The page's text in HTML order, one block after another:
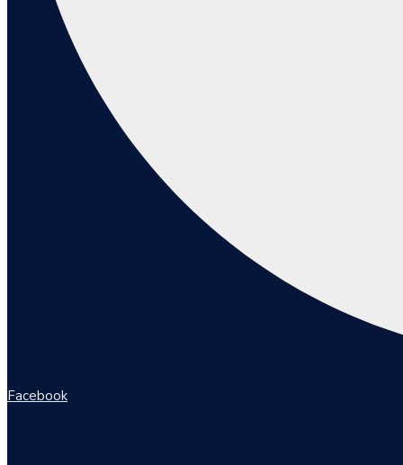
Facebook